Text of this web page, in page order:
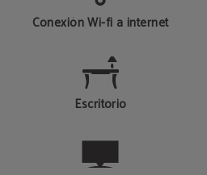
Conexión Wi-fi a internet
Escritorio